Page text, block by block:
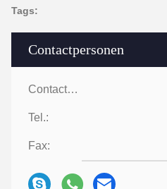
Contactpersonen
Contactpersonen:
Tel.:
Fax:
Tags: